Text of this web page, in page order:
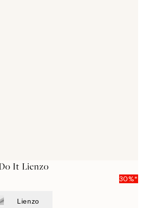
It Lienzo
30%*
Lienzo